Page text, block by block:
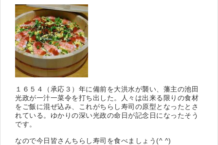
１６５４（承応３）年に備前を大洪水が襲い、藩主の池田
光政が一汁一菜令を打ち出した。人々は出来る限りの食材
をご飯に混ぜ込み、これがちらし寿司の原型となったとさ
れている。ゆかりの深い光政の命日が記念日になったそう
です。
なので今日皆さんちらし寿司を食べましょう(^ ^)